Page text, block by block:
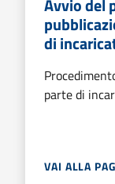
di
parte di
VAI ALLA